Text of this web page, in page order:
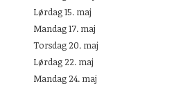
Lørdag 15. maj
Mandag 17. maj
Torsdag 20. maj
Lørdag 22. maj
Mandag 24. maj